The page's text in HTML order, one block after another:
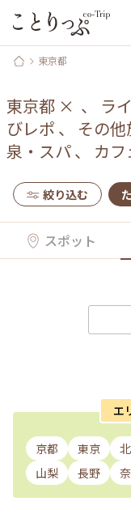
東京都
東京都 × 、 ラ
びレポ 、 その
泉・スパ、 カフ
絞り込む
スポット
エ
京都 東京
山梨
長野